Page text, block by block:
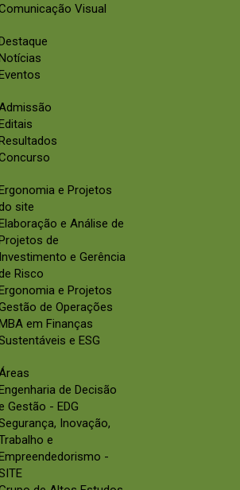
Visual
e Projetos
site
e Análise de
de
Investimento e Gerência
Risco
e Projetos
de Operações
em Finanças
e ESG
de Decisão
Gestão - EDG
Inovação,
e
-